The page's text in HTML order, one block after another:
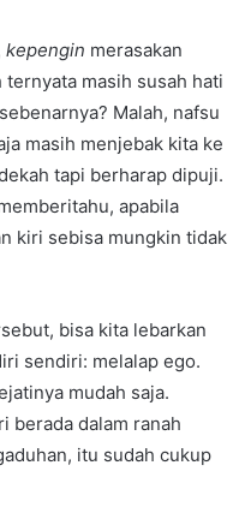
kepengin merasakan
masih susah hati
Malah, nafsu
masih menjebak kita ke
tapi berharap dipuji.
apabila
kiri sebisa mungkin tidak
bisa kita lebarkan
sendiri: melalap ego.
mudah saja.
berada dalam ranah
itu sudah cukup